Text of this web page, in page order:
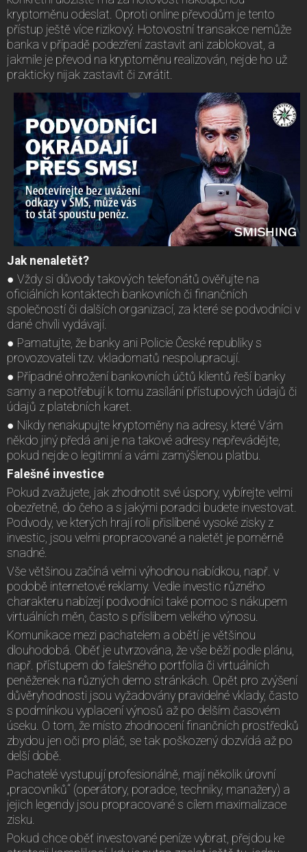
kryptoměnu odeslat. Oproti online převodům je tento
přístup ještě více rizikový. Hotovostní transakce nemůže
banka v případě podezření zastavit ani zablokovat, a
jakmile je převod na kryptoměnu realizován, nejde ho už
prakticky nijak zastavit či zvrátit.
Jak nenaletět?
● Vždy si důvody takových telefonátů ověřujte na
oficiálních kontaktech bankovních či finančních
společností či dalších organizací, za které se podvodníci v
dané chvíli vydávají.
● Pamatujte, že banky ani Policie České republiky s
provozovateli tzv. vkladomatů nespolupracují.
● Případné ohrožení bankovních účtů klientů řeší banky
samy a nepotřebují k tomu zasílání přístupových údajů či
údajů z platebních karet.
● Nikdy nenakupujte kryptoměny na adresy, které Vám
někdo jiný předá ani je na takové adresy nepřevádějte,
pokud nejde o legitimní a vámi zamýšlenou platbu.
Falešné investice
Pokud zvažujete, jak zhodnotit své úspory, vybírejte velmi
obezřetně, do čeho a s jakými poradci budete investovat.
Podvody, ve kterých hrají roli přislíbené vysoké zisky z
investic, jsou velmi propracované a naletět je poměrně
snadné.
Vše většinou začíná velmi výhodnou nabídkou, např. v
podobě internetové reklamy. Vedle investic různého
charakteru nabízejí podvodníci také pomoc s nákupem
virtuálních měn, často s příslibem velkého výnosu.
Komunikace mezi pachatelem a obětí je většinou
dlouhodobá. Oběť je utvrzována, že vše běží podle plánu,
např. přístupem do falešného portfolia či virtuálních
peněženek na různých demo stránkách. Opět pro zvýšení
důvěryhodnosti jsou vyžadovány pravidelné vklady, často
s podmínkou vyplacení výnosů až po delším časovém
úseku. O tom, že místo zhodnocení finančních prostředků
zbydou jen oči pro pláč, se tak poškozený dozvídá až po
delší době.
Pachatelé vystupují profesionálně, mají několik úrovní
„pracovníků“ (operátory, poradce, techniky, manažery) a
jejich legendy jsou propracované s cílem maximalizace
zisku.
Pokud chce oběť investované peníze vybrat, přejdou ke